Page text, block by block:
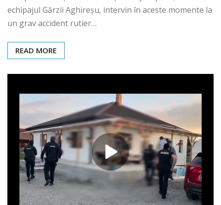
echipajul Gărzii Aghireșu, intervin în aceste momente la
un grav accident rutier…
READ MORE